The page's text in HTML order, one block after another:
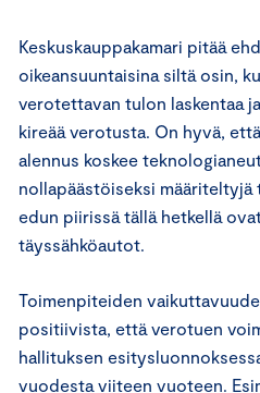
Keskuskauppakamari pitää
oikeansuuntaisina siltä osin,
verotettavan tulon laskentaa
kireää verotusta. On hyvä,
alennus koskee
nollapäästöiseksi määriteltyjä
edun piirissä tällä hetkellä
täyssähköautot.
Toimenpiteiden
positiivista, että verotuen
hallituksen
vuodesta viiteen vuoteen.